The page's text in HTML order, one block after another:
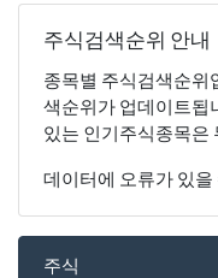
주식검색순위 안내
종목별 주식검색순위
색순위가 업데이트됩
있는 인기주식종목은
데이터에 오류가 있을
주식